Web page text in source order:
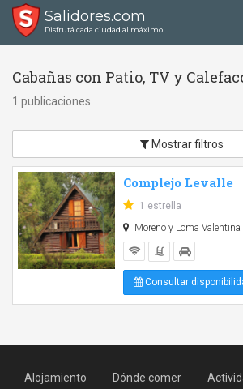
Salidores.com
Disfrutá cada ciudad al máximo
Cabañas con Patio, TV y
1 publicaciones
Mostrar filtros
Complejo Levalle
1 estrella
Moreno y Loma Valentina
Consultar
Alojamiento Dónde comer